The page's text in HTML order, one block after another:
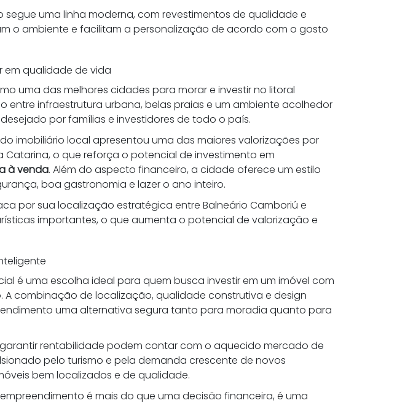
uma linha moderna, com revestimentos de qualidade e
o ambiente e facilitam a personalização de acordo com o gosto
em qualidade de vida
uma das melhores cidades para morar e investir no litoral
entre infraestrutura urbana, belas praias e um ambiente acolhedor
por famílias e investidores de todo o país.
imobiliário local apresentou uma das maiores valorizações por
o que reforça o potencial de investimento em
à venda. Além do aspecto financeiro, a cidade oferece um estilo
boa gastronomia e lazer o ano inteiro.
por sua localização estratégica entre Balneário Camboriú e
importantes, o que aumenta o potencial de valorização e
é uma escolha ideal para quem busca investir em um imóvel com
combinação de localização, qualidade construtiva e design
uma alternativa segura tanto para moradia quanto para
rentabilidade podem contar com o aquecido mercado de
pelo turismo e pela demanda crescente de novos
bem localizados e de qualidade.
é mais do que uma decisão financeira, é uma